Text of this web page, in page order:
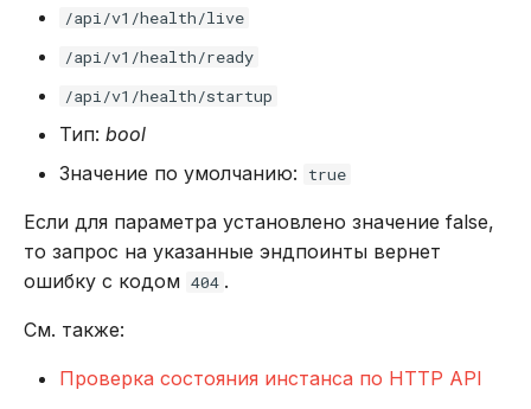
/api/v1/health/live
/api/v1/health/ready
/api/v1/health/startup
Тип: bool
Значение по умолчанию:
true
Если для параметра установлено значение false,
то запрос на указанные эндпоинты вернет
ошибку с кодом 404 .
См. также:
Проверка состояния инстанса по HTTP API